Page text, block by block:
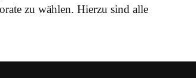
zu wählen. Hierzu sind alle